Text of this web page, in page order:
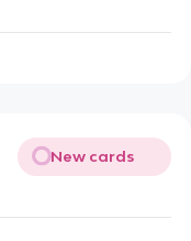
New cards